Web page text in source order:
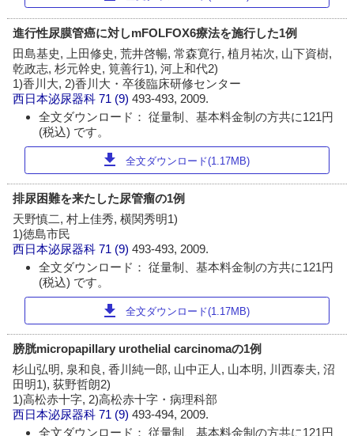
進行性尿膜管癌に対しmFOLFOX6療法を施行した1例
田島基史, 上田修史, 荒井啓暢, 常森寛行, 植月祐次, 山下資樹,
乾政志, 杉元幹史, 筧善行1), 河上和代2)
1)香川大, 2)香川大・卒後臨床研修センター
西日本泌尿器科 71 (9)493-493, 2009.
全文ダウンロード： 従量制、基本料金制の方共に121円
(税込) です。
download 全文ダウンロード(1.17MB)
排尿困難を来たした尿管瘤の1例
天野慎二, 村上佳秀, 横関秀明1)
1)徳島市民
西日本泌尿器科 71 (9)493-493, 2009.
全文ダウンロード： 従量制、基本料金制の方共に121円
(税込) です。
download 全文ダウンロード(1.17MB)
膀胱micropapillary urothelial carcinomaの1例
杉山弘明, 泉和良, 香川純一郎, 山中正人, 山本明, 川西泰夫, 沼
田明1), 荻野哲朗2)
1)高松赤十字, 2)高松赤十字・病理科部
西日本泌尿器科 71 (9)493-494, 2009.
全文ダウンロード： 従量制、基本料金制の方共に121円